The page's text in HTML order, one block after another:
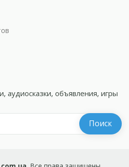
аудиосказки, объявления, игры